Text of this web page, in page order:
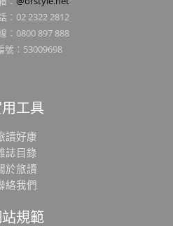
：02 2322 2812
：0800 897 888
號：53009698
工具
讀好康
誌目錄
於旅讀
絡我們
規範